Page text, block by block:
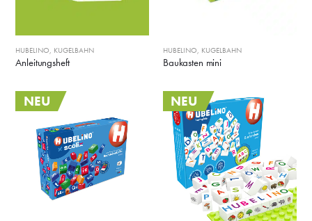
HUBELINO KUGELBAHN
Anleitungsheft
HUBELINO KUGELBAHN
Baukasten mini
NEU NEU